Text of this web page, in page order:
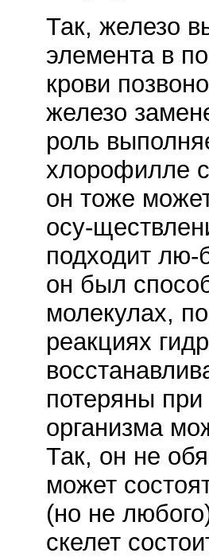
Так, железо
элемента в
крови
железо
роль
хлорофилле
он тоже
осу-
подходит лю-
он был
молекулах,
реакциях
потеряны
организма
Так, он не
может
(но не
скелет